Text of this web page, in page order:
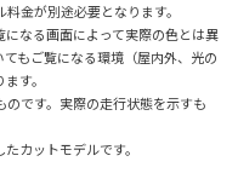
金が別途必要となります。
なる画面によって実際の色とは異
もご覧になる環境（屋内外、光の
す。
です。実際の走行状態を示すも
カットモデルです。